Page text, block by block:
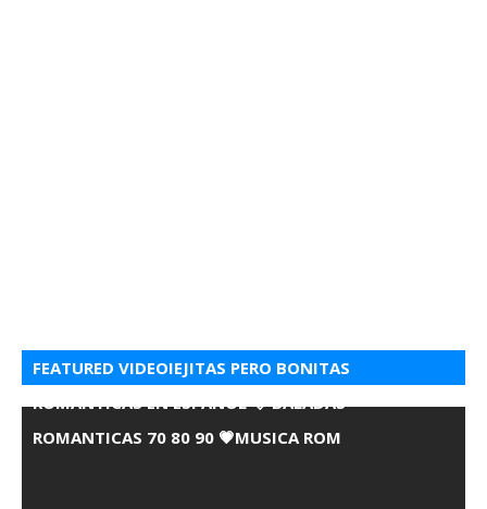
FEATURED VIDEOIEJITAS PERO BONITAS
ROMANTICAS EN ESPANOL 💘 BALADAS
ROMANTICAS 70 80 90 💗MUSICA ROM